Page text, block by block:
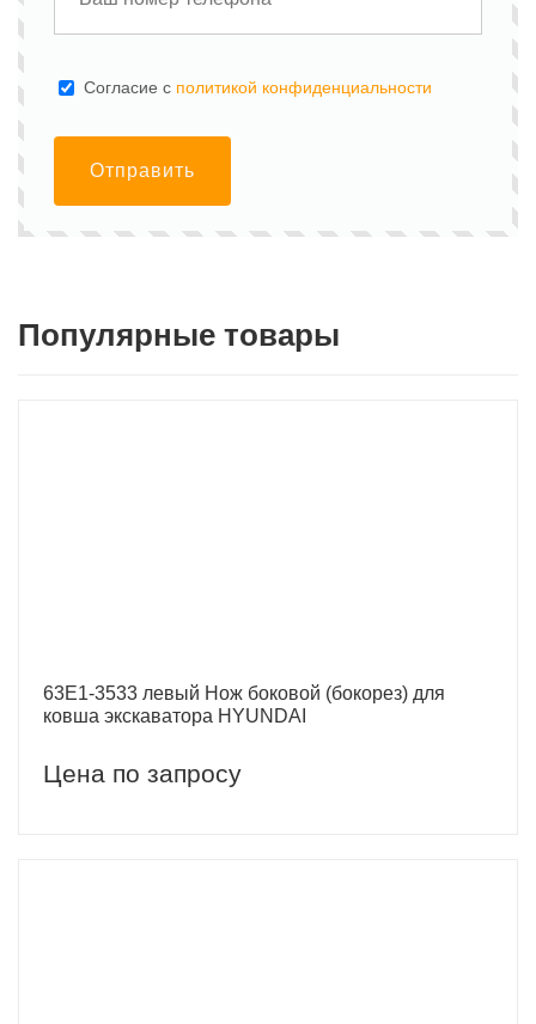
Cогласие с политикой конфиденциальности
Отправить
Популярные товары
63E1-3533 левый Нож боковой (бокорез) для
ковша экскаватора HYUNDAI
Цена по запросу